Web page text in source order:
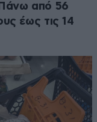
από 56
έως τις 14